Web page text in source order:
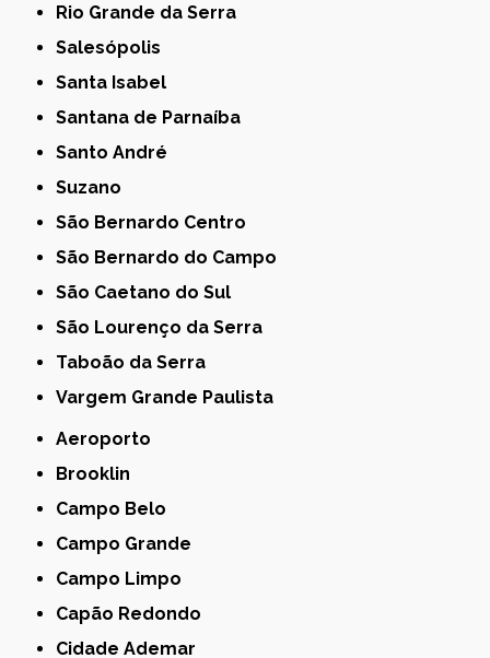
Rio Grande da Serra
Salesópolis
Santa Isabel
Santana de Parnaíba
Santo André
Suzano
São Bernardo Centro
São Bernardo do Campo
São Caetano do Sul
São Lourenço da Serra
Taboão da Serra
Vargem Grande Paulista
Aeroporto
Brooklin
Campo Belo
Campo Grande
Campo Limpo
Capão Redondo
Cidade Ademar